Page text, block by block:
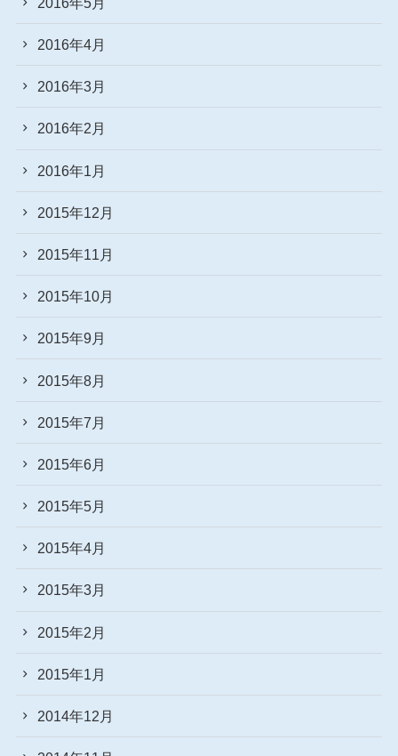
2016年4月
2016年3月
2016年2月
2016年1月
2015年12月
2015年11月
2015年10月
2015年9月
2015年8月
2015年7月
2015年6月
2015年5月
2015年4月
2015年3月
2015年2月
2015年1月
2014年12月